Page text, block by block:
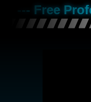
--- Free